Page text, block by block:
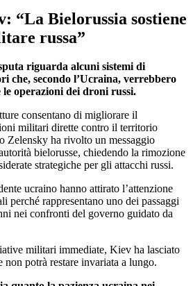
“La Bielorussia sostiene
russa”
riguarda alcuni sistemi di
che, secondo l’Ucraina, verrebbero
operazioni dei droni russi.
consentano di migliorare il
militari dirette contro il territorio
Zelensky ha rivolto un messaggio
bielorusse, chiedendo la rimozione
strategiche per gli attacchi russi.
ucraino hanno attirato l’attenzione
perché rappresentano uno dei passaggi
nei confronti del governo guidato da
militari immediate, Kiev ha lasciato
non potrà restare invariata a lungo.